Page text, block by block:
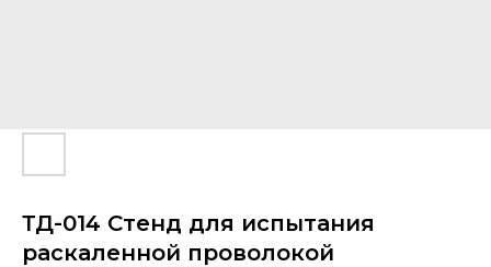
ТД-014 Стенд для испытания
раскаленной проволокой